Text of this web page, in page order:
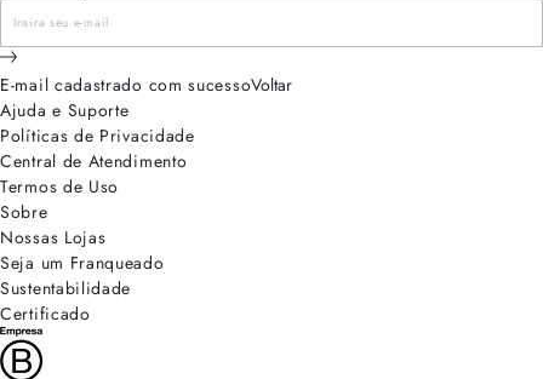
E-mail cadastrado com sucessoVoltar
Ajuda e Suporte
Políticas de Privacidade
Central de Atendimento
Termos de Uso
Sobre
Nossas Lojas
Seja um Franqueado
Sustentabilidade
Certificado